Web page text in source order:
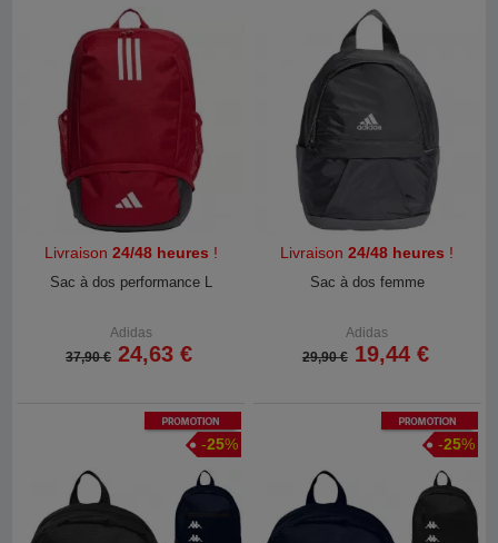
Livraison 24/48 heures !
Sac à dos performance L
Adidas
37,90 € 24,63 €
Livraison24/48 heures !
Sac à dos femme
Adidas
29,90 € 19,44 €
Promotion
-25%
Promotion
-25%